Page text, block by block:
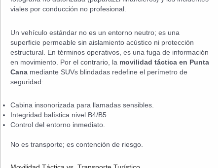
viales por conducción no profesional.
Un vehículo estándar no es un entorno neutro; es una
superficie permeable sin aislamiento acústico ni protección
estructural. En términos operativos, es una fuga de información
en movimiento. Por el contrario, la movilidad táctica en Punta
Cana mediante SUVs blindadas redefine el perímetro de
seguridad:
Cabina insonorizada para llamadas sensibles.
Integridad balística nivel B4/B5.
Control del entorno inmediato.
No es transporte; es contención de riesgo.